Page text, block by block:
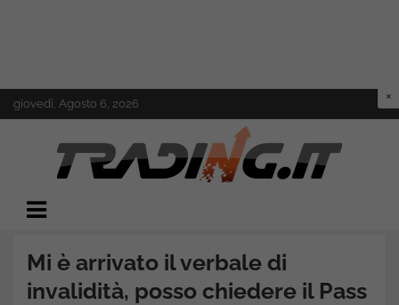
Skip
to
giovedì, Agosto 6, 2026
Trading.it
Mi è arrivato il verbale di
invalidità, posso chiedere il Pass